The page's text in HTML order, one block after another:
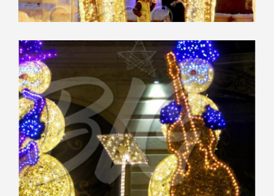
Городское оформление
“Азнакаево”,
Тюмень